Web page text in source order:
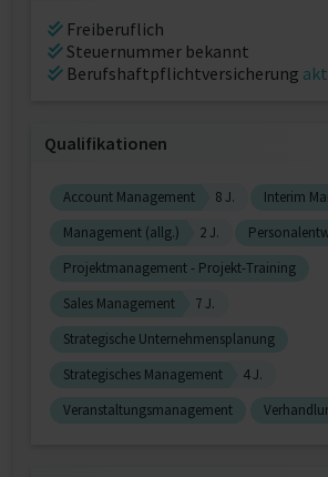
Freiberuflich
Steuernummer bekannt
Berufshaftpflichtversicherung
Qualifikationen
Account Management 8 J.
Interim
Management (allg.)
2 J.
Projektmanagement - Projekt-Training
Sales Management
7 J.
Strategische Unternehmensplanung
Strategisches Management
4 J.
Veranstaltungsmanagement